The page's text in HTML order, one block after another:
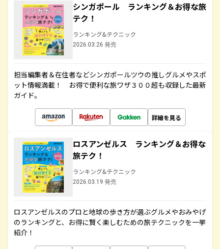
シンガポール ランキング＆お得な旅
テク！
ランキング&テクニック
2026.03.26 発売
担当編集者＆在住者などシンガポールツウの推しグルメやスポ
ット情報満載！ お得で便利な旅ワザ３００超も収録した最新
ガイド。
詳細を見る
ロスアンゼルス ランキング＆お得な
旅テク！
ランキング&テクニック
2026.03.19 発売
ロスアンゼルスのプロと地球の歩き方が選ぶグルメやおみやげ
のランキングと、お得に賢く楽しむための旅テクニックを一挙
紹介！